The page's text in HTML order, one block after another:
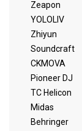
Zeapon
YOLOLIV
Zhiyun
Soundcraft
CKMOVA
Pioneer DJ
TC Helicon
Midas
Behringer